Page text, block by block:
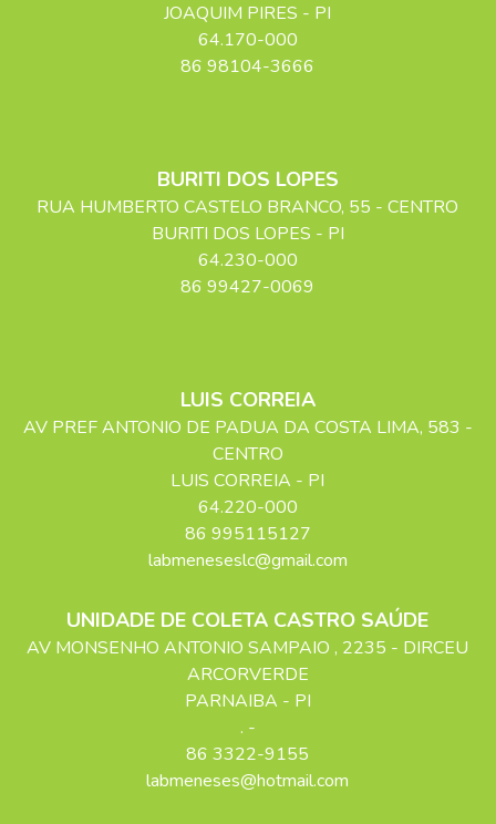
JOAQUIM PIRES - PI
64.170-000
86 98104-3666
BURITI DOS LOPES
RUA HUMBERTO CASTELO BRANCO, 55 - CENTRO
BURITI DOS LOPES - PI
64.230-000
86 99427-0069
LUIS CORREIA
AV PREF ANTONIO DE PADUA DA COSTA LIMA, 583 -
CENTRO
LUIS CORREIA - PI
64.220-000
86 995115127
labmeneseslc@gmail.com
UNIDADE DE COLETA CASTRO SAÚDE
AV MONSENHO ANTONIO SAMPAIO , 2235 - DIRCEU
ARCORVERDE
PARNAIBA - PI
. -
86 3322-9155
labmeneses@hotmail.com